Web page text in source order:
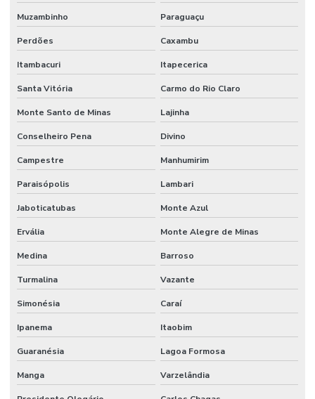
Muzambinho Paraguaçu
Perdões Caxambu
Itambacuri Itapecerica
Santa Vitória Carmo do Rio Claro
Monte Santo de Minas Lajinha
Conselheiro Pena Divino
Campestre Manhumirim
Paraisópolis Lambari
Jaboticatubas Monte Azul
Ervália Monte Alegre de Minas
Medina Barroso
Turmalina Vazante
Simonésia Caraí
Ipanema Itaobim
Guaranésia Lagoa Formosa
Manga Varzelândia